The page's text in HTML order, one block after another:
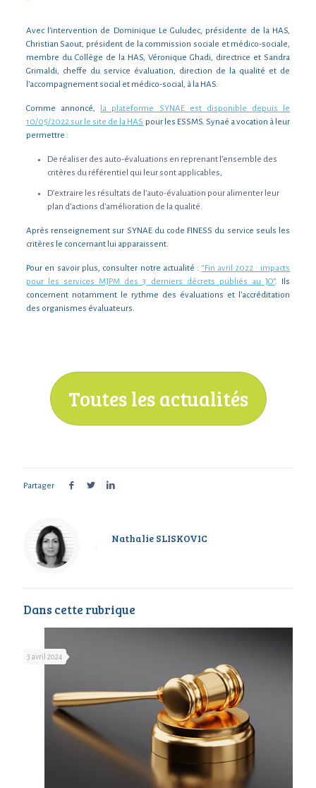
Avec l’intervention de Dominique Le Guludec, présidente de la HAS,
Christian Saout, président de la commission sociale et médico-sociale,
membre du Collège de la HAS, Véronique Ghadi, directrice et Sandra
Grimaldi, cheffe du service évaluation, direction de la qualité et de
l’accompagnement social et médico-social, à la HAS.
Comme annoncé,
la plateforme SYNAE est disponible depuis le
10/05/2022 sur le site de la HAS pour les ESSMS. Synaé a vocation à leur
permettre :
De réaliser des auto-évaluations en reprenant l’ensemble des
critères du référentiel qui leur sont applicables,
D’extraire les résultats de l’auto-évaluation pour alimenter leur
plan d’actions d’amélioration de la qualité.
Après renseignement sur SYNAE du code FINESS du service seuls les
critères le concernant lui apparaissent.
Pour en savoir plus, consulter notre actualité : “Fin avril 2022 : impacts
pour les services MJPM des 3 derniers décrets publiés au JO”. Ils
concernent notamment le rythme des évaluations et l’accréditation
des organismes évaluateurs.
Toutes les actualités
Partager
Nathalie SLISKOVIC
Dans cette rubrique
3 avril 2024